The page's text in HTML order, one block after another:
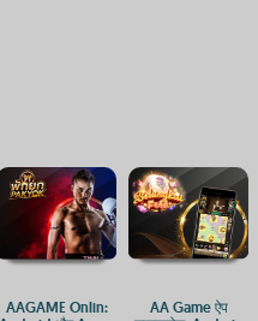
AAGAME Onlin:
AA Game ऐप